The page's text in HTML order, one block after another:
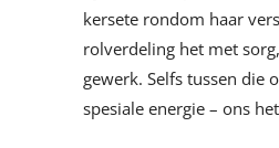
kersete rondom haar
rolverdeling het met
gewerk. Selfs tussen die
spesiale energie – ons